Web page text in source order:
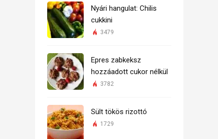
Nyári hangulat: Chilis
cukkini
3479
Epres zabkeksz
hozzáadott cukor nélkül
3782
Sült tökös rizottó
1729